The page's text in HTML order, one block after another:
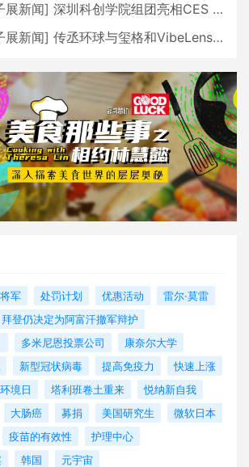
展新闻] 深圳科创学院组团亮相CES 广受好评
展新闻] 传丞环球与玺格和VibeLens共同推出全新耳机
军 处罚计划 优惠活动
雷尔·莫雷
登仍决定为阿富汗撤军辩护
多米尼恩投票公司
康奈尔大学
新型冠状病毒 提高免疫力
快速上涨
境日 塔利班卷土重来
悦纳新自我
大肠癌 募捐 美国研究生
微软日本
疫苗的有效性
护理中心
韩国 元宇宙